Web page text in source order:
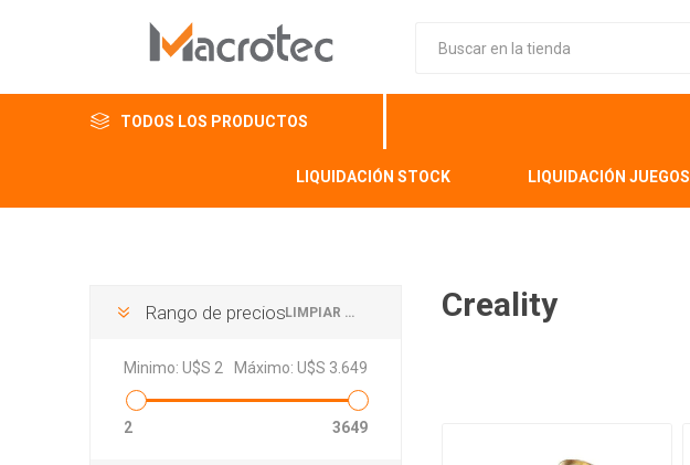
TODOS LOS PRODUCTOS
LIQUIDACIÓN STOCK LIQUIDACIÓN JUEGOS
Creality
LIMPIAR TODO
Rango de precios
Minimo: U$S 2 Máximo: U$S 3.649
2 3649